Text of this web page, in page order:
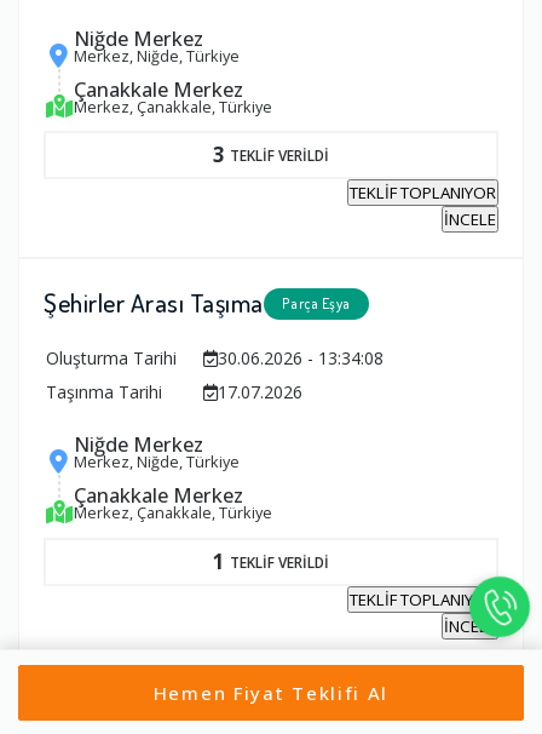
Niğde Merkez
Merkez, Niğde, Türkiye
Çanakkale Merkez
Merkez, Çanakkale, Türkiye
3 TEKLİF VERİLDİ
TEKLİF TOPLANIYOR
İNCELE
Şehirler Arası Taşıma Parça Eşya
Oluşturma Tarihi
30.06.2026 - 13:34:08
Taşınma Tarihi
17.07.2026
Niğde Merkez
Merkez, Niğde, Türkiye
Çanakkale Merkez
Merkez, Çanakkale, Türkiye
1 TEKLİF VERİLDİ
TEKLİF TOPLANIYOR
İNCELE
Hemen Fiyat Teklifi Al